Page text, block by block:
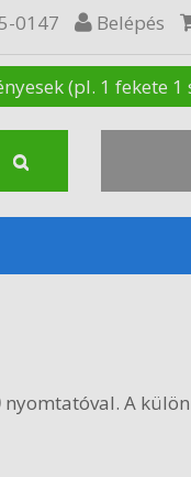
0147 Belépés
(pl. 1 fekete 1
nyomtatóval. A